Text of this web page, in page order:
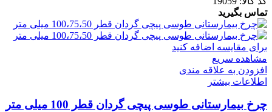
تماس بگیرید
برای مقایسه اضافه کنید
مشاهده سریع
افزودن به علاقه مندی
اطلاعات بیشتر
چرخ بیمارستانی طوسی پیچی گردان قطر 100 میلی متر